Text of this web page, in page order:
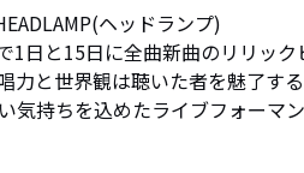
ヘッドランプ)
1日と15日に全曲新曲のリリック
力と世界観は聴いた者を魅了する
気持ちを込めたライブフォーマ